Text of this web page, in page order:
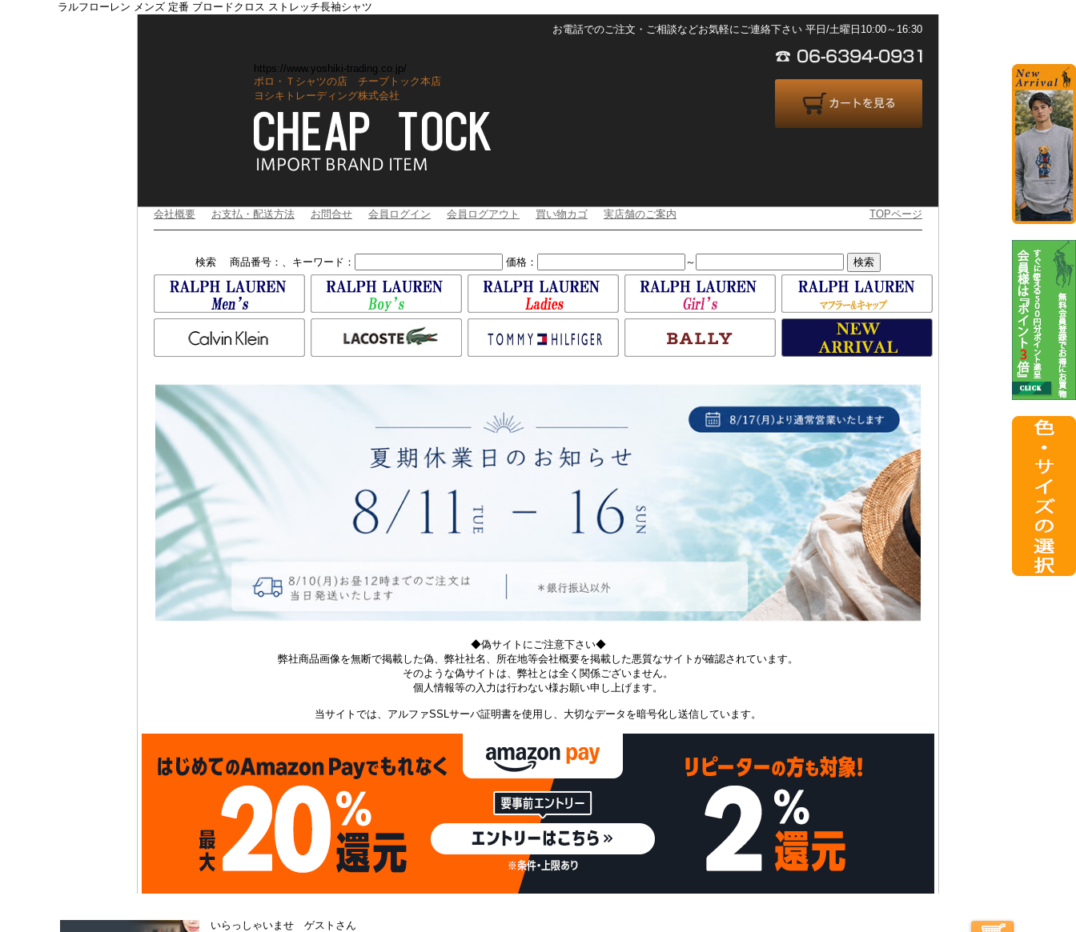
ラルフローレン メンズ 定番 ブロードクロス ストレッチ長袖シャツ
https://www.yoshiki-trading.co.jp/
ポロ・Ｔシャツの店 チープトック本店
ヨシキトレーディング株式会社
お電話でのご注文・ご相談などお気軽にご連絡下さい 平日/土曜日10:00～16:30
会社概要 お支払・配送方法 お問合せ 会員ログイン 会員ログアウト 買い物カゴ 実店舗のご案内 TOPページ
検索 商品番号：、キーワード： 価格： ～
◆偽サイトにご注意下さい◆
弊社商品画像を無断で掲載した偽、弊社社名、所在地等会社概要を掲載した悪質なサイトが確認されています。
そのような偽サイトは、弊社とは全く関係ございません。
個人情報等の入力は行わない様お願い申し上げます。
当サイトでは、アルファSSLサーバ証明書を使用し、大切なデータを暗号化し送信しています。
いらっしゃいませ ゲストさん